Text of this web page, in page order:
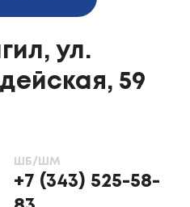
ул.
59
ШБ/ШМ
+7 (343) 525-58-